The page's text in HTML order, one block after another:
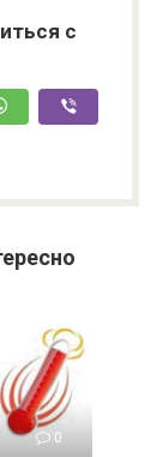
с
0